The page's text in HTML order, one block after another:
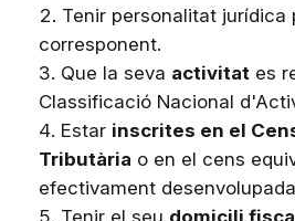
Tenir personalitat
corresponent.
Que la seva activitat es
Classificació Nacional
Estar inscrites en el
Tributària o en el cens
efectivament